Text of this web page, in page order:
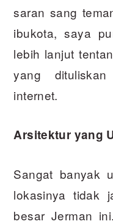
saran sang
ibukota, saya
lebih lanjut
yang
internet.
Arsitektur yang
Sangat banyak
lokasinya tidak
besar Jerman